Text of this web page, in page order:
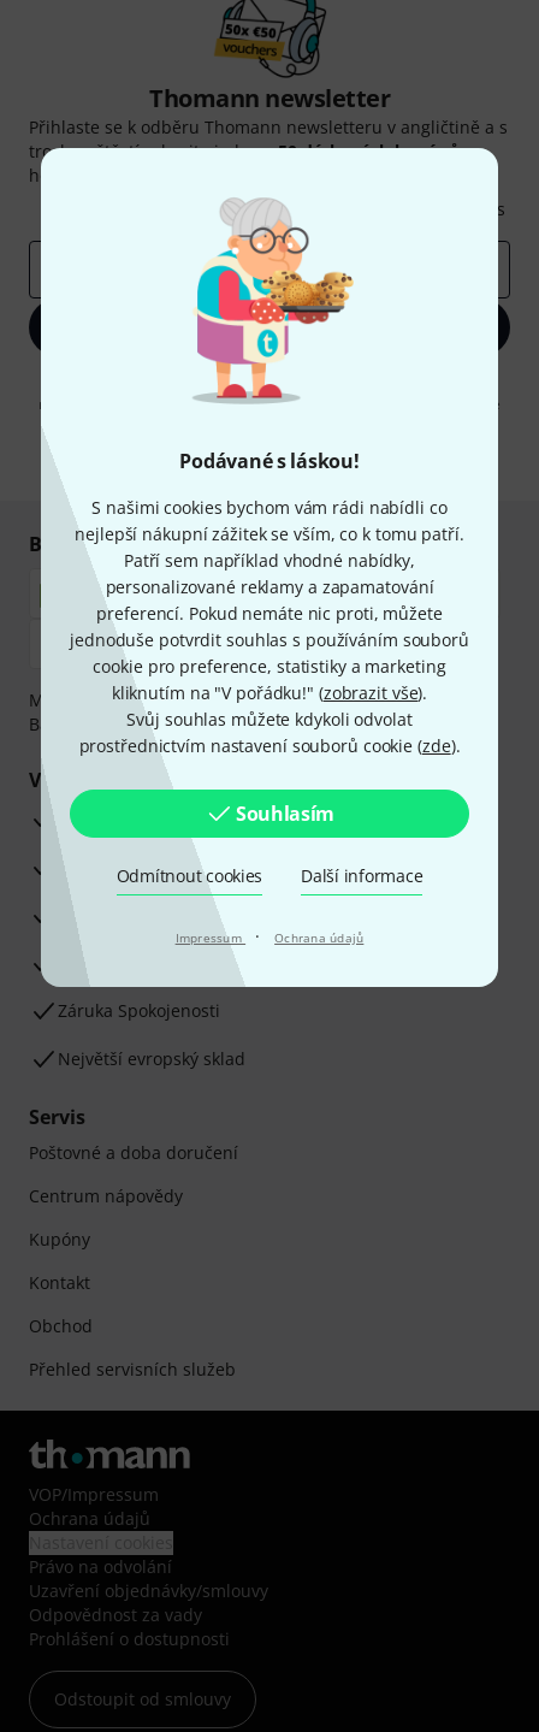
Podávané s láskou!
S našimi cookies bychom vám rádi nabídli co
nejlepší nákupní zážitek se vším, co k tomu patří.
Patří sem například vhodné nabídky,
personalizované reklamy a zapamatování
preferencí. Pokud nemáte nic proti, můžete
jednoduše potvrdit souhlas s používáním souborů
cookie pro preference, statistiky a marketing
kliknutím na "V pořádku!" (zobrazit vše).
Svůj souhlas můžete kdykoli odvolat
prostřednictvím nastavení souborů cookie (zde).
Souhlasím
Odmítnout cookies Další informace
Impressum · Ochrana údajů
Thomann newsletter
Přihlaste se k odběru Thomann newsletteru v angličtině a s
trochou štěstí vyhrajte jeden z50 dárkových kupónův
hodnotě
Inspirativní příspěvky
Nabídky Thomann Insights
Zaregistrujte se
Kliknutím na "Zaregistrujte se" souhlasíte s přijímáním e-mailových
reklam a měřením chování při používání e-mailů. Odhlášení je možné
* Požadováno
Bezpečný nákup i platba
Můžete bezpečně platit těmito metodami: Dobírka,
Bankovní převod, PayPal nebo Kreditní karta.
Vaše výhody
3letá záruka firmy Thomann
30denní záruka vrácení peněz
Záruka Spokojenosti
Největší evropský sklad
Servis
Poštovné a doba doručení
Centrum nápovědy
Kupóny
Kontakt
Obchod
Přehled servisních služeb
VOP/Impressum
Ochrana údajů
Právo na odvolání
Uzavření objednávky/smlouvy
Odpovědnost za vady
Prohlášení o dostupnosti
Odstoupit od smlouvy